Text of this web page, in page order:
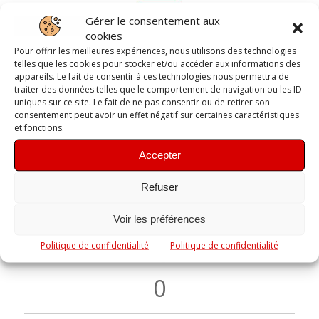
Gérer le consentement aux
cookies
Pour offrir les meilleures expériences, nous utilisons des technologies
telles que les cookies pour stocker et/ou accéder aux informations des
appareils. Le fait de consentir à ces technologies nous permettra de
traiter des données telles que le comportement de navigation ou les ID
uniques sur ce site. Le fait de ne pas consentir ou de retirer son
consentement peut avoir un effet négatif sur certaines caractéristiques
et fonctions.
Accepter
Refuser
Voir les préférences
Politique de confidentialité Politique de confidentialité
2
0